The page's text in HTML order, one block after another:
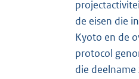
de eisen die
Kyoto en de
protocol
die deelname